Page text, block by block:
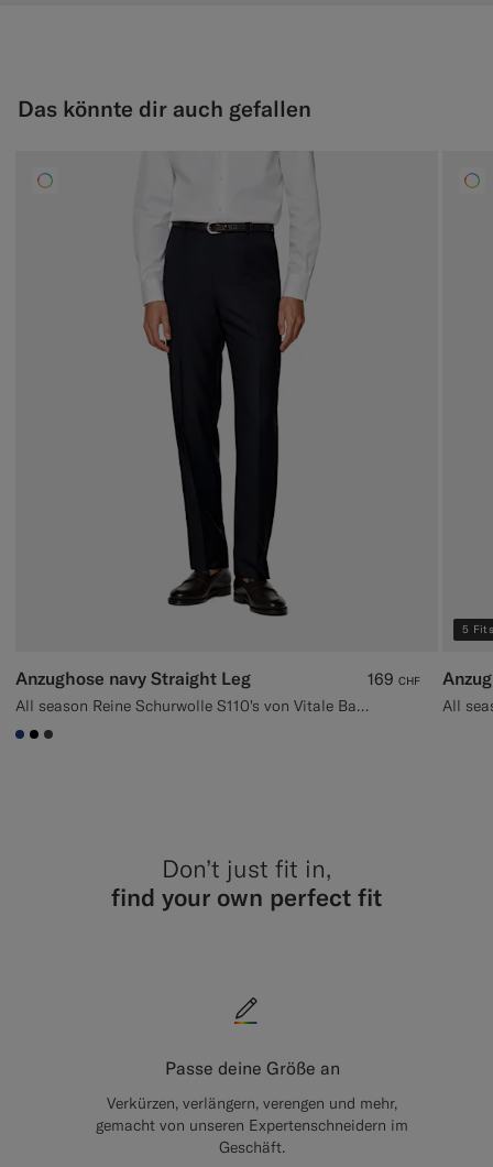
Das könnte dir auch gefallen
Anzughose navy Straight Leg
All season Reine Schurwolle S110's von Vitale Barberis Canonico, Italien
169 CHF
#1C3D7A
#000000
#3d4043
5 Fits
Don’t just fit in,
find your own perfect fit
Passe deine Größe an
Verkürzen, verlängern, verengen und mehr,
gemacht von unseren Expertenschneidern im
Geschäft.